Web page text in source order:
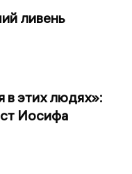
ливень
этих людях»:
Иосифа